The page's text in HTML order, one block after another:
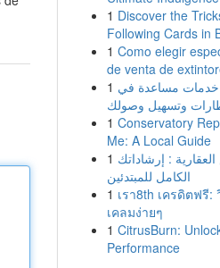
1 Discover the
Following Cards in
1 Como elegir
de venta de
1 مساعدة في
وتسهيل وصولك
1 Conservatory
Me: A Local Guide
1 : إرشاداتك
الكامل للمبتدئين
1 เรา8th เครดิตฟรี:
เคลมง่ายๆ
1 CitrusBurn:
Performance